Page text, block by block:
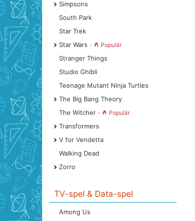
Simpsons
South Park
Star Trek
Star Wars - Populär
Stranger Things
Studio Ghibli
Teenage Mutant Ninja Turtles
The Big Bang Theory
The Witcher - Populär
Transformers
V for Vendetta
Walking Dead
Zorro
TV-spel & Data-spel
Among Us